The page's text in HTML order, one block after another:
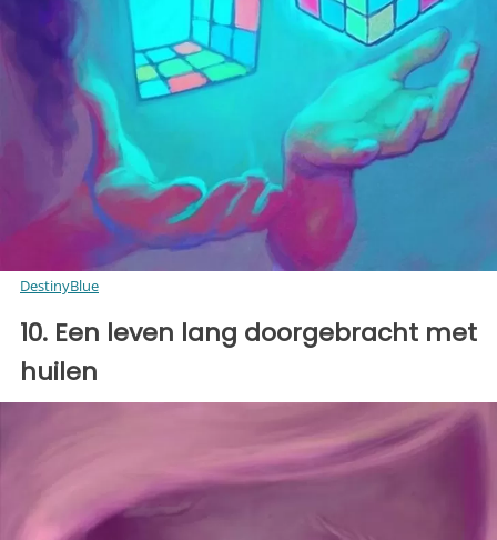
DestinyBlue
10. Een leven lang doorgebracht met
huilen